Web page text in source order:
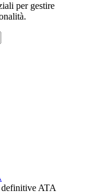
per gestire
ATA